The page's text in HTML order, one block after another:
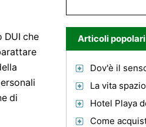
DUI che
di
Articoli popolari